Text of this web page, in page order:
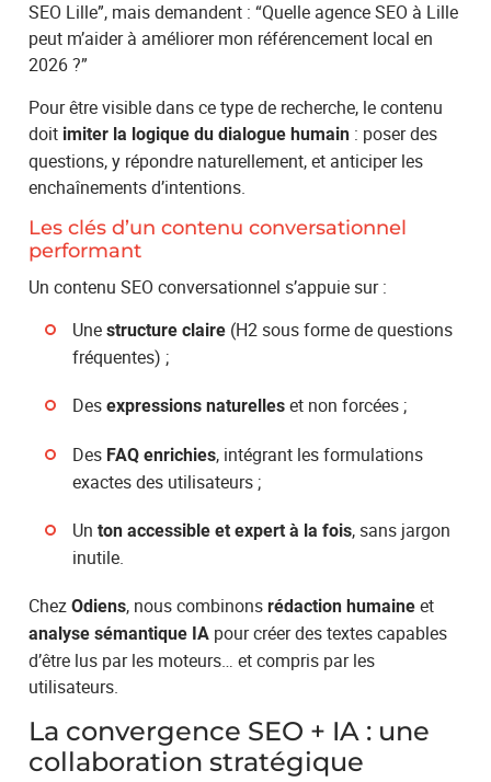
SEO Lille”, mais demandent : “Quelle agence SEO à Lille
peut m’aider à améliorer mon référencement local en
2026 ?”
Pour être visible dans ce type de recherche, le contenu
doit imiter la logique du dialogue humain : poser des
questions, y répondre naturellement, et anticiper les
enchaînements d’intentions.
Les clés d’un contenu conversationnel
performant
Un contenu SEO conversationnel s’appuie sur :
Unestructure claire (H2 sous forme de questions
fréquentes) ;
Desexpressions naturelles et non forcées ;
Des FAQ enrichies, intégrant les formulations
exactes des utilisateurs ;
Unton accessible et expert à la fois, sans jargon
inutile.
ChezOdiens, nous combinonsrédaction humaine et
analyse sémantique IA pour créer des textes capables
d’être lus par les moteurs… et compris par les
utilisateurs.
La convergence SEO + IA : une
collaboration stratégique